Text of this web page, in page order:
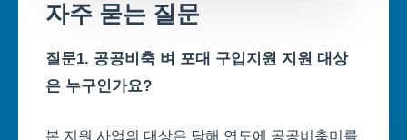
자주 묻는 질문
질문1. 공공비축 벼 포대 구입지원 지원 대상
은 누구인가요?
본 지원 사업의 대상은 당해 연도에 공공비축미를